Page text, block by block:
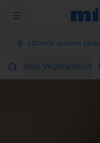
Abrir menu de
¿Dónde quieres
Rollos Vegetarianos